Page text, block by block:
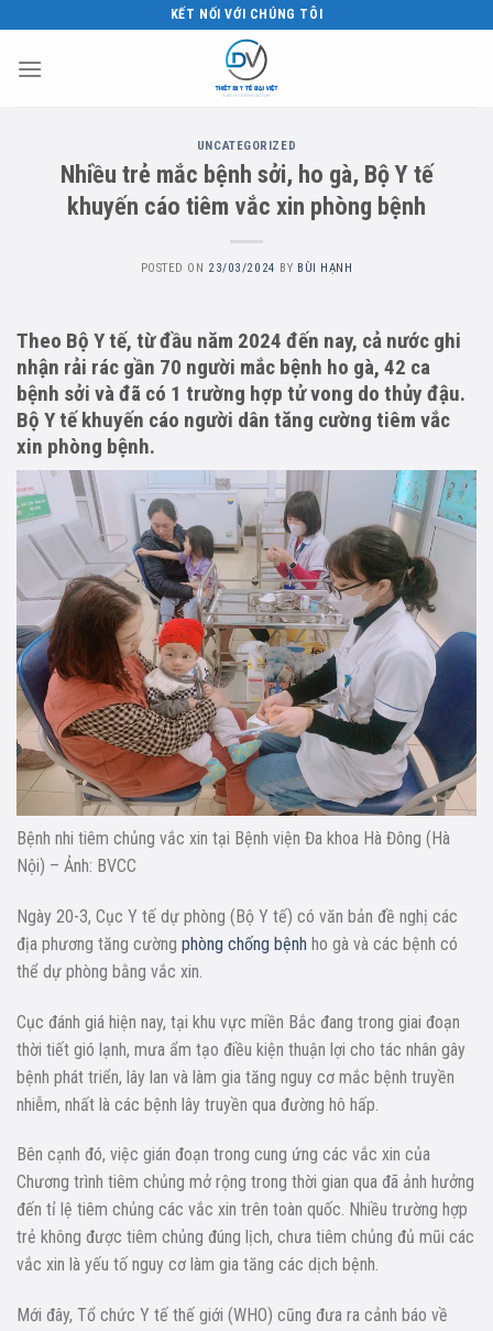
content
KẾT NỐI VỚI CHÚNG TÔI
UNCATEGORIZED
Nhiều trẻ mắc bệnh sởi, ho gà, Bộ Y tế
khuyến cáo tiêm vắc xin phòng bệnh
POSTED ON 23/03/2024 BY BÙI HẠNH
Theo Bộ Y tế, từ đầu năm 2024 đến nay, cả nước ghi
nhận rải rác gần 70 người mắc bệnh ho gà, 42 ca
bệnh sởi và đã có 1 trường hợp tử vong do thủy đậu.
Bộ Y tế khuyến cáo người dân tăng cường tiêm vắc
xin phòng bệnh.
Bệnh nhi tiêm chủng vắc xin tại Bệnh viện Đa khoa Hà Đông (Hà
Nội) – Ảnh: BVCC
Ngày 20-3, Cục Y tế dự phòng (Bộ Y tế) có văn bản đề nghị các
địa phương tăng cường phòng chống bệnh ho gà và các bệnh có
thể dự phòng bằng vắc xin.
Cục đánh giá hiện nay, tại khu vực miền Bắc đang trong giai đoạn
thời tiết gió lạnh, mưa ẩm tạo điều kiện thuận lợi cho tác nhân gây
bệnh phát triển, lây lan và làm gia tăng nguy cơ mắc bệnh truyền
nhiễm, nhất là các bệnh lây truyền qua đường hô hấp.
Bên cạnh đó, việc gián đoạn trong cung ứng các vắc xin của
Chương trình tiêm chủng mở rộng trong thời gian qua đã ảnh hưởng
đến tỉ lệ tiêm chủng các vắc xin trên toàn quốc. Nhiều trường hợp
trẻ không được tiêm chủng đúng lịch, chưa tiêm chủng đủ mũi các
vắc xin là yếu tố nguy cơ làm gia tăng các dịch bệnh.
Mới đây, Tổ chức Y tế thế giới (WHO) cũng đưa ra cảnh báo về